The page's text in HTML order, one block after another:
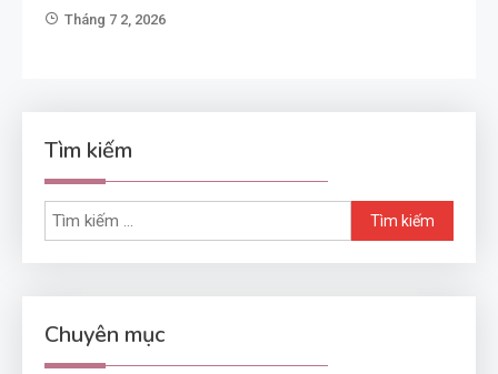
Tháng 7 2, 2026
Tìm kiếm
Tìm
kiếm
Chuyên mục